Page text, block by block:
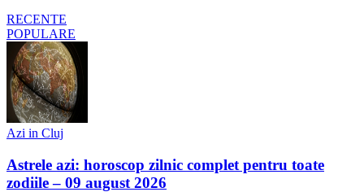
RECENTE
POPULARE
Azi in Cluj
Astrele azi: horoscop zilnic complet pentru toate
zodiile – 09 august 2026